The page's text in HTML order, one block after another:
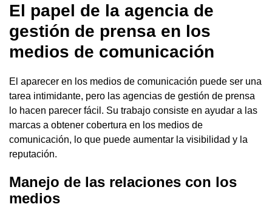
El papel de la agencia de
gestión de prensa en los
medios de comunicación
El aparecer en los medios de comunicación puede ser una
tarea intimidante, pero las agencias de gestión de prensa
lo hacen parecer fácil. Su trabajo consiste en ayudar a las
marcas a obtener cobertura en los medios de
comunicación, lo que puede aumentar la visibilidad y la
reputación.
Manejo de las relaciones con los
medios